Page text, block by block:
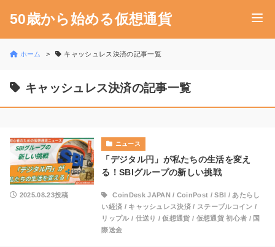
50歳から始める仮想通貨
ホーム キャッシュレス決済の記事一覧
キャッシュレス決済の記事一覧
ニュース
「デジタル円」が私たちの生活を変え
る！SBIグループの新しい挑戦
2025.08.23投稿 CoinDesk JAPAN / CoinPost /SBI / あたらし
い経済 / キャッシュレス決済 / ステーブルコイン /
リップル / 仕送り /仮想通貨 / 仮想通貨 初心者 / 国
際送金